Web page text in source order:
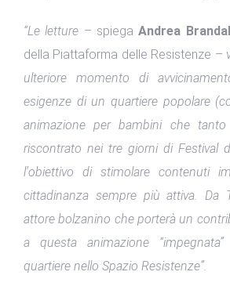
“Le letture – spiegaAndrea
della Piattaforma delle Resistenze –
ulteriore momento di
esigenze di un quartiere popolare
animazione per bambini che
riscontrato nei tre giorni di Festival
l'obiettivo di stimolare contenuti
cittadinanza sempre più attiva. Da
attore bolzanino che porterà un
a questa animazione
quartiere nello Spazio Resistenze”.